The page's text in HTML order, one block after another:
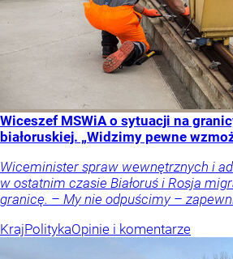
Wiceszef MSWiA o sytuacji na
białoruskiej. „Widzimy pewne
Wiceminister spraw wewnętrznych i
w ostatnim czasie Białoruś i Rosja
granicę. – My nie odpuścimy –
KrajPolitykaOpinie i komentarze